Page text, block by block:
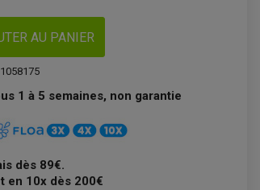
AU PANIER
1058175
1 à 5 semaines, non garantie
dès 89€.
en 10x dès 200€